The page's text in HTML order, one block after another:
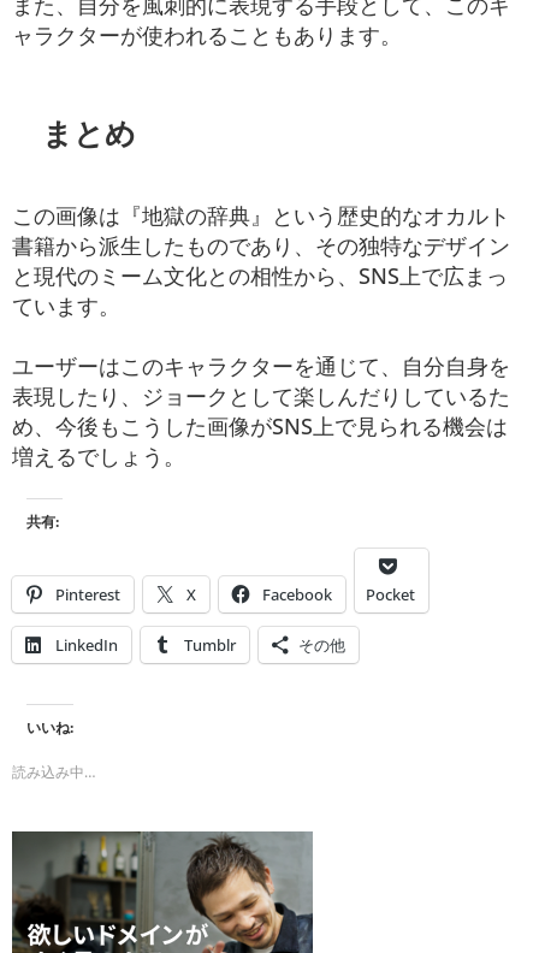
ャラクターが使われることもあります。
まとめ
この画像は『地獄の辞典』という歴史的なオカルト
書籍から派生したものであり、その独特なデザイン
と現代のミーム文化との相性から、SNS上で広まっ
ています。
ユーザーはこのキャラクターを通じて、自分自身を
表現したり、ジョークとして楽しんだりしているた
め、今後もこうした画像がSNS上で見られる機会は
増えるでしょう。
共有:
Pinterest X Facebook Pocket
LinkedIn Tumblr その他
いいね:
読み込み中…